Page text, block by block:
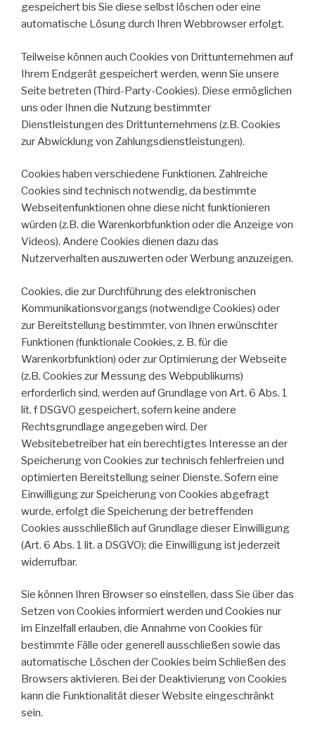
gespeichert bis Sie diese selbst löschen oder eine
automatische Lösung durch Ihren Webbrowser erfolgt.
Teilweise können auch Cookies von Drittunternehmen auf
Ihrem Endgerät gespeichert werden, wenn Sie unsere
Seite betreten (Third-Party-Cookies). Diese ermöglichen
uns oder Ihnen die Nutzung bestimmter
Dienstleistungen des Drittunternehmens (z.B. Cookies
zur Abwicklung von Zahlungsdienstleistungen).
Cookies haben verschiedene Funktionen. Zahlreiche
Cookies sind technisch notwendig, da bestimmte
Webseitenfunktionen ohne diese nicht funktionieren
würden (z.B. die Warenkorbfunktion oder die Anzeige von
Videos). Andere Cookies dienen dazu das
Nutzerverhalten auszuwerten oder Werbung anzuzeigen.
Cookies, die zur Durchführung des elektronischen
Kommunikationsvorgangs (notwendige Cookies) oder
zur Bereitstellung bestimmter, von Ihnen erwünschter
Funktionen (funktionale Cookies, z. B. für die
Warenkorbfunktion) oder zur Optimierung der Webseite
(z.B. Cookies zur Messung des Webpublikums)
erforderlich sind, werden auf Grundlage von Art. 6 Abs. 1
lit. f DSGVO gespeichert, sofern keine andere
Rechtsgrundlage angegeben wird. Der
Websitebetreiber hat ein berechtigtes Interesse an der
Speicherung von Cookies zur technisch fehlerfreien und
optimierten Bereitstellung seiner Dienste. Sofern eine
Einwilligung zur Speicherung von Cookies abgefragt
wurde, erfolgt die Speicherung der betreffenden
Cookies ausschließlich auf Grundlage dieser Einwilligung
(Art. 6 Abs. 1 lit. a DSGVO); die Einwilligung ist jederzeit
widerrufbar.
Sie können Ihren Browser so einstellen, dass Sie über das
Setzen von Cookies informiert werden und Cookies nur
im Einzelfall erlauben, die Annahme von Cookies für
bestimmte Fälle oder generell ausschließen sowie das
automatische Löschen der Cookies beim Schließen des
Browsers aktivieren. Bei der Deaktivierung von Cookies
kann die Funktionalität dieser Website eingeschränkt
sein.